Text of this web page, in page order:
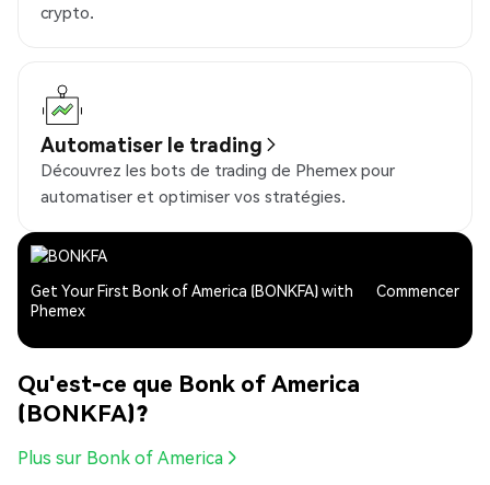
crypto.
Automatiser le trading
Découvrez les bots de trading de Phemex pour
automatiser et optimiser vos stratégies.
Get Your First Bonk of America (BONKFA) with
Phemex
Commencer
Qu'est-ce que Bonk of America
(BONKFA)?
Plus sur Bonk of America